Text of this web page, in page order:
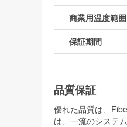
商業用温度範囲
保証期間
品質保証
優れた品質は、
は、一流のシステ